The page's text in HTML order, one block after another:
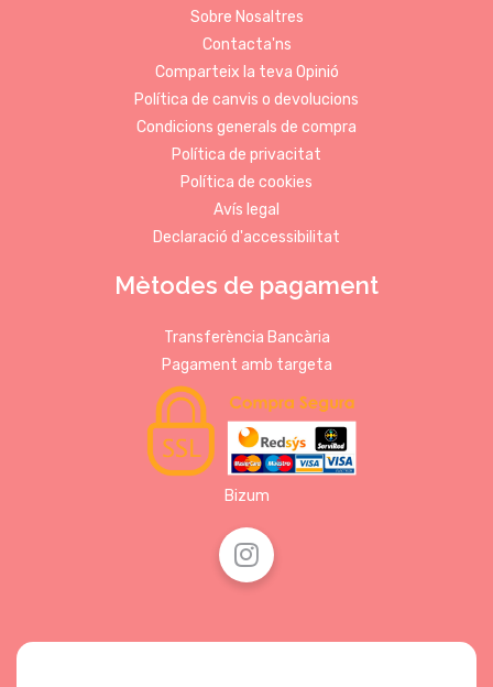
Sobre Nosaltres
Contacta'ns
Comparteix la teva Opinió
Política de canvis o devolucions
Condicions generals de compra
Política de privacitat
Política de cookies
Avís legal
Declaració d'accessibilitat
Mètodes de pagament
Transferència Bancària
Pagament amb targeta
Bizum